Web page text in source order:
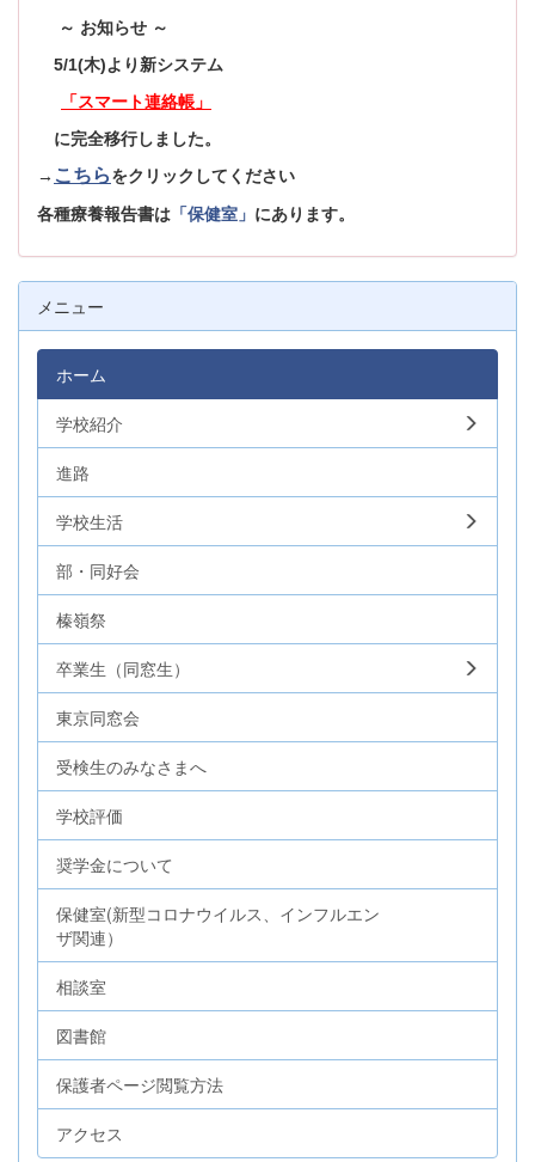
～ お知らせ ～
5/1(木)より新システム
「スマート連絡帳」
に完全移行しました。
→ こちらをクリックしてください
各種療養報告書は 「保健室」 にあります。
メニュー
ホーム
学校紹介
進路
学校生活
部・同好会
榛嶺祭
卒業生（同窓生）
東京同窓会
受検生のみなさまへ
学校評価
奨学金について
保健室(新型コロナウイルス、インフルエン
ザ関連）
相談室
図書館
保護者ページ閲覧方法
アクセス